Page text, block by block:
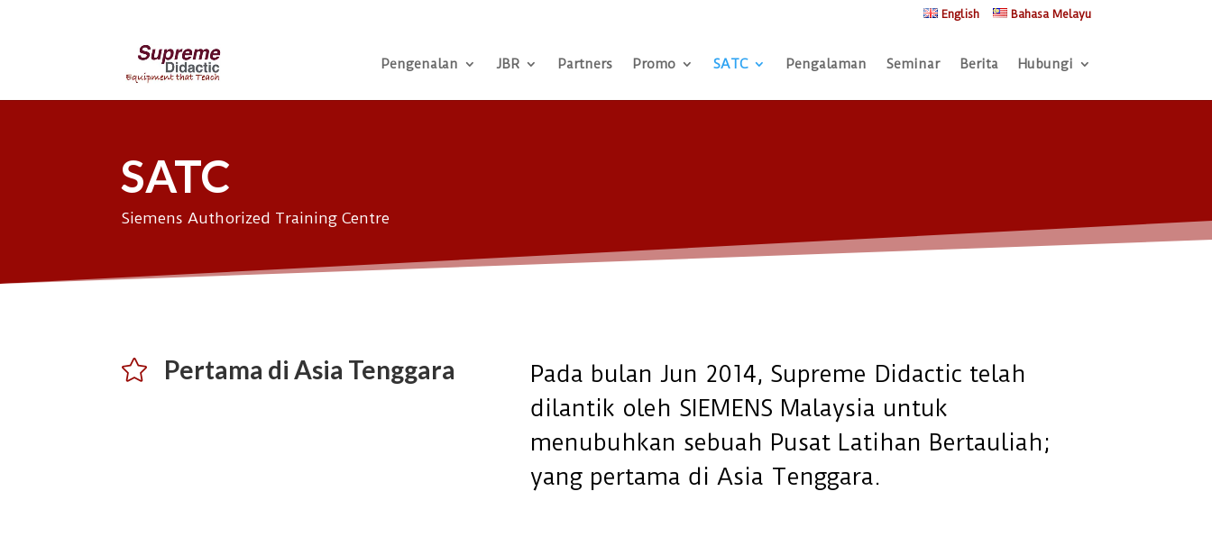
English Bahasa Melayu
Pengenalan JBR Partners Promo SATC Pengalaman Seminar Berita Hubungi
SATC
Siemens Authorized Training Centre
 Pertama di Asia Tenggara
Pada bulan Jun 2014, Supreme Didactic telah
dilantik oleh SIEMENS Malaysia untuk
menubuhkan sebuah Pusat Latihan Bertauliah;
yang pertama di Asia Tenggara.